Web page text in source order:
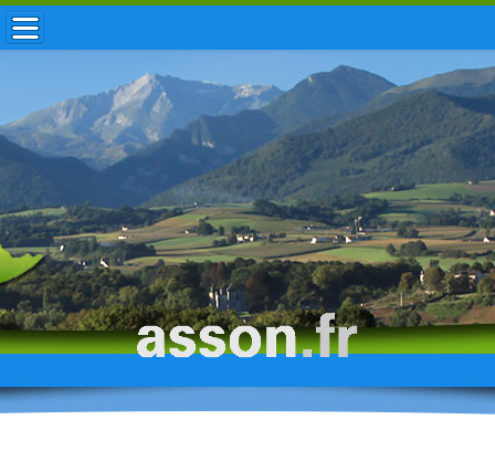
ACCUEIL / INFOS
MUNICIPALITÉ
VIE LOCALE
ENFANCE
TOURISME
HISTOIRE